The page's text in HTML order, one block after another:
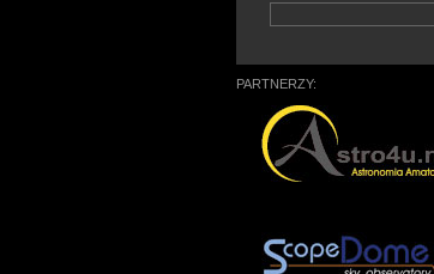
PARTNERZY: